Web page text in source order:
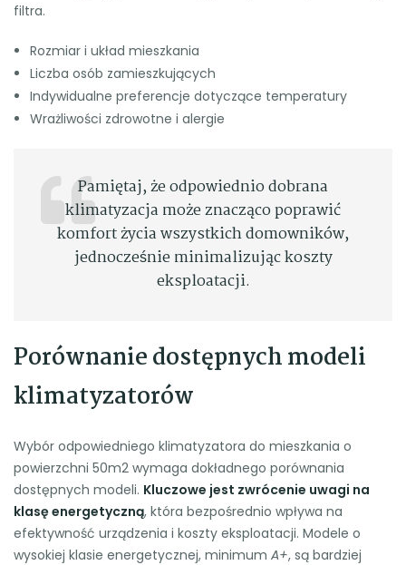
filtra.
Rozmiar i układ mieszkania
Liczba osób zamieszkujących
Indywidualne preferencje dotyczące temperatury
Wrażliwości zdrowotne i alergie
Pamiętaj, że odpowiednio dobrana
klimatyzacja może znacząco poprawić
komfort życia wszystkich domowników,
jednocześnie minimalizując koszty
eksploatacji.
Porównanie dostępnych modeli
klimatyzatorów
Wybór odpowiedniego klimatyzatora do mieszkania o
powierzchni 50m2 wymaga dokładnego porównania
dostępnych modeli. Kluczowe jest zwrócenie uwagi na
klasę energetyczną, która bezpośrednio wpływa na
efektywność urządzenia i koszty eksploatacji. Modele o
wysokiej klasie energetycznej, minimum A+, są bardziej